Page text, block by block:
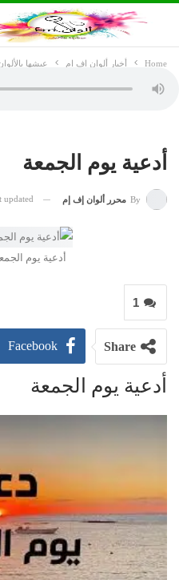
Home أخبار ألوان اف ام عيشها
أدعية يوم الجمعة
By محرر ألوان إف إم updated
أدعية يوم
1
Share
Facebook
Google+
أدعية يوم الجمعة